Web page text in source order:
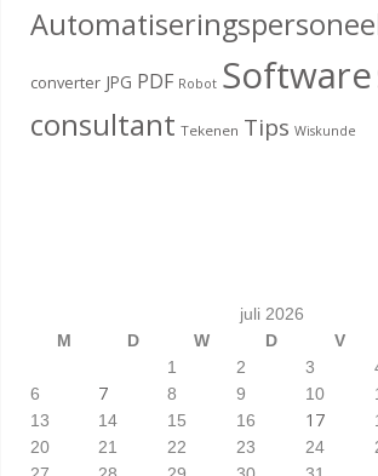
converter JPG PDF Robot Software
consultant Tekenen Tips Wiskunde
juli 2026
M
D W D V
1
2 3
6
7 8 9 10
13
14 15 16 17
20
21 22 23 24